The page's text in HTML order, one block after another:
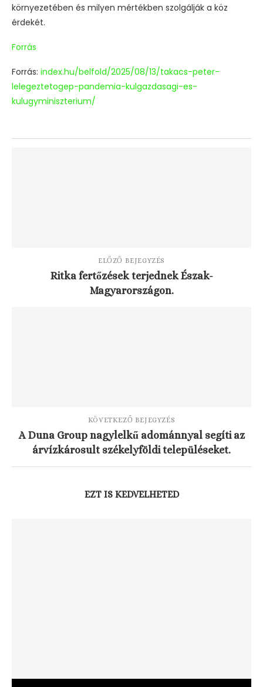
környezetében és milyen mértékben szolgálják a köz
érdekét.
Forrás
Forrás: index.hu/belfold/2025/08/13/takacs-peter-
lelegeztetogep-pandemia-kulgazdasagi-es-
kulugyminiszterium/
ELŐZŐ BEJEGYZÉS
Ritka fertőzések terjednek Észak-
Magyarországon.
KÖVETKEZŐ BEJEGYZÉS
A Duna Group nagylelkű adománnyal segíti az
árvízkárosult székelyföldi településeket.
EZT IS KEDVELHETED